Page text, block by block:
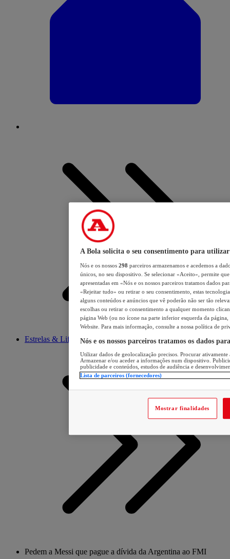
Estrelas & Lifestyle
Pedem a Messi que pague a dívida da Argentina ao FMI
A Bola solicita o seu consentimento para utilizar
Nós e os nossos 298 parceiros armazenamos e acedemos a
únicos, no seu dispositivo. Se selecionar «Aceito», permite
apresentadas em «Nós e os nossos parceiros tratamos dados
«Rejeitar tudo» ou retirar o seu consentimento, estas
alguns conteúdos e anúncios que vê poderão não ser tão
escolhas ou retirar o consentimento a qualquer momento
página Web (ou no ícone na parte inferior esquerda da página,
Website. Para mais informação, consulte a nossa política de
Nós e os nossos parceiros tratamos os dados
Utilizar dados de geolocalização precisos. Procurar
Armazenar e/ou aceder a informações num dispositivo.
publicidade e conteúdos, estudos de audiência e
Lista de parceiros (fornecedores)
Mostrar finalidades